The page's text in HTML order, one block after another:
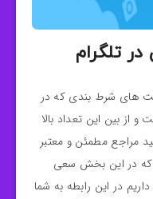
تلگرام
های شرط بندی که در
از بین این تعداد بالا
مراجع مطمئن و معتبر
که در این بخش سعی
در این رابطه به شما